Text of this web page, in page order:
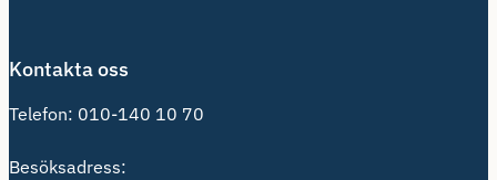
Kontakta oss
Telefon: 010-140 10 70
Besöksadress: